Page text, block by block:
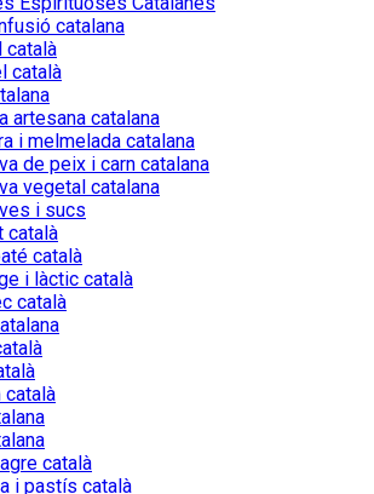
catalana
català
català
artesana catalana
i melmelada catalana
de peix i carn catalana
vegetal catalana
i sucs
català
català
i làctic català
català
català
català
i pastís català